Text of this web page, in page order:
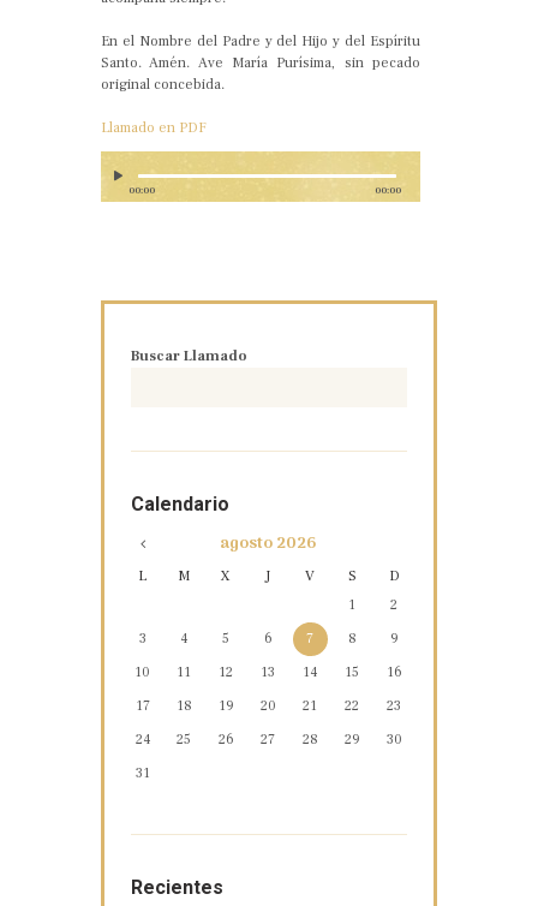
En el Nombre del Padre y del Hijo y del Espíritu
Santo. Amén. Ave María Purísima, sin pecado
original concebida.
Llamado en PDF
00:00 00:00
Buscar Llamado
Calendario
agosto2026
L M X J V S
D
1
2
3
4 5 6 7 8
9
10
11 12 13 14 15
16
17
18 19 20 21 22
23
24
25 26 27 28 29
30
31
Recientes